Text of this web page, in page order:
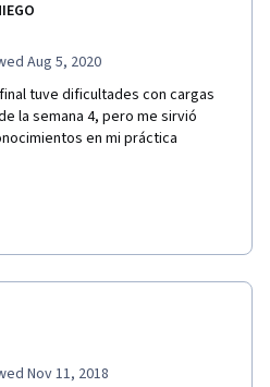
Aug 5, 2020
tuve dificultades con cargas
la semana 4, pero me sirvió
en mi práctica
Nov 11, 2018